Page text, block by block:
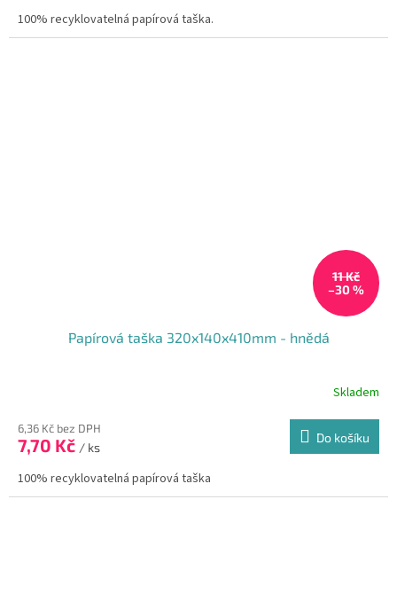
100% recyklovatelná papírová taška.
11 Kč
–30 %
Papírová taška 320x140x410mm - hnědá
Skladem
6,36 Kč bez DPH
7,70 Kč / ks
Do košíku
100% recyklovatelná papírová taška